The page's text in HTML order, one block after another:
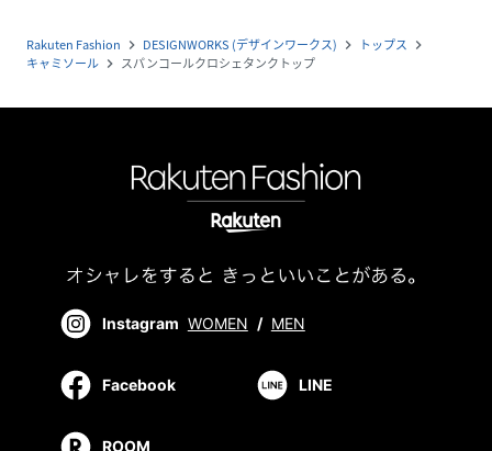
Rakuten Fashion navigate_next DESIGNWORKS (デザインワークス) navigate_next トップス navigate_next
キャミソール navigate_next スパンコールクロシェタンクトップ
Instagram WOMEN / MEN
Facebook LINE
ROOM